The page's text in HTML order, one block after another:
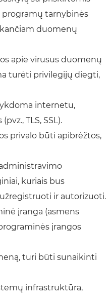
programų tarnybinės
duomenų
apie virusus duomenų
turėti privilegijų diegti,
internetu,
TLS, SSL).
privalo būti apibrėžtos,
kuriais bus
ir autorizuoti.
įranga (asmens
įrangos
turi būti sunaikinti
infrastruktūra,